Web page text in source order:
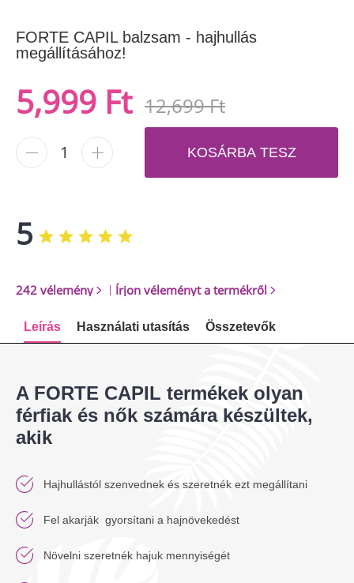
FORTE CAPIL balzsam - hajhullás
megállításához!
12,699 Ft
5,999 Ft
- + KOSÁRBA TESZ
5
242 vélemény | Írjon véleményt a termékről
Leírás Használati utasítás Összetevők
A FORTE CAPIL termékek olyan
férfiak és nők számára készültek,
akik
Hajhullástól szenvednek és szeretnék ezt megállítani
Fel akarják gyorsítani a hajnövekedést
Növelni szeretnék hajuk mennyiségét